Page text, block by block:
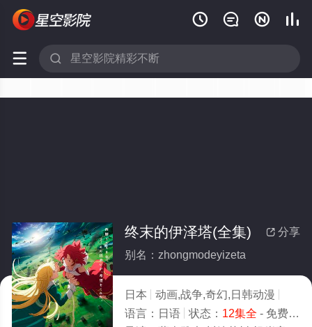
   
 
 分享
终末的伊泽塔(全集)
别名：zhongmodeyizeta
日本 动画,战争,奇幻,日韩动漫
语言： 日语 状态： 12集全 - 免费在线播放